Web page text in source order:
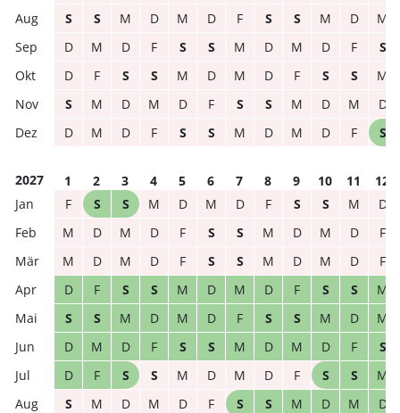
S
S M D M D F S S M D
M
D
M D F S S M D M D F
S
D
F S S M D M D F S S
M
S
M D M D F S S M D M
D
D
M D F S S M D M D F S
2027 1 2 3 4 5 6 7 8 9 10 11
12
F
S S M D M D F S S M
D
M
D M D F S S M D M D
F
M
D M D F S S M D M D
F
D
F S S M D M D F S S
M
S
S M D M D F S S M D
M
D
M D F S S M D M D F
S
D
F S S M D M D F S S
M
S
M D M D F S S M D M D